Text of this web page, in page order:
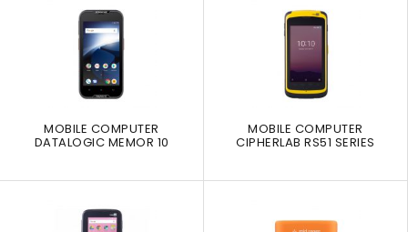
MOBILE COMPUTER
DATALOGIC MEMOR 10
MOBILE COMPUTER
CIPHERLAB RS51 SERIES